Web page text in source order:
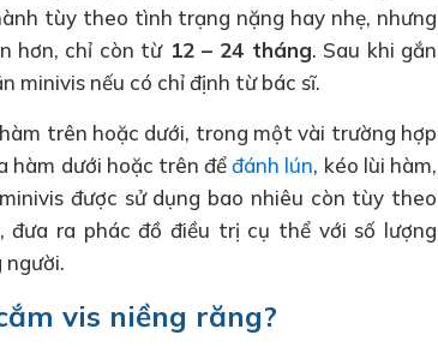
tùy theo tình trạng nặng hay nhẹ, nhưng
hơn, chỉ còn từ12 – 24 tháng. Sau khi gắn
minivis nếu có chỉ định từ bác sĩ.
trên hoặc dưới, trong một vài trường hợp
hàm dưới hoặc trên đểđánh lún, kéo lùi hàm,
được sử dụng bao nhiêu còn tùy theo
đưa ra phác đồ điều trị cụ thể với số lượng
người.
vis niềng răng?